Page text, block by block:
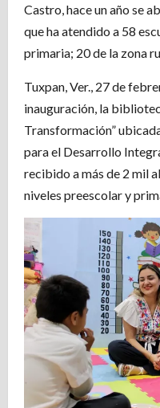
Castro, hace un año se
que ha atendido a 58
primaria; 20 de la zona
Tuxpan, Ver., 27 de
inauguración, la
Transformación”
para el Desarrollo
recibido a más de 2 mil
niveles preescolar y